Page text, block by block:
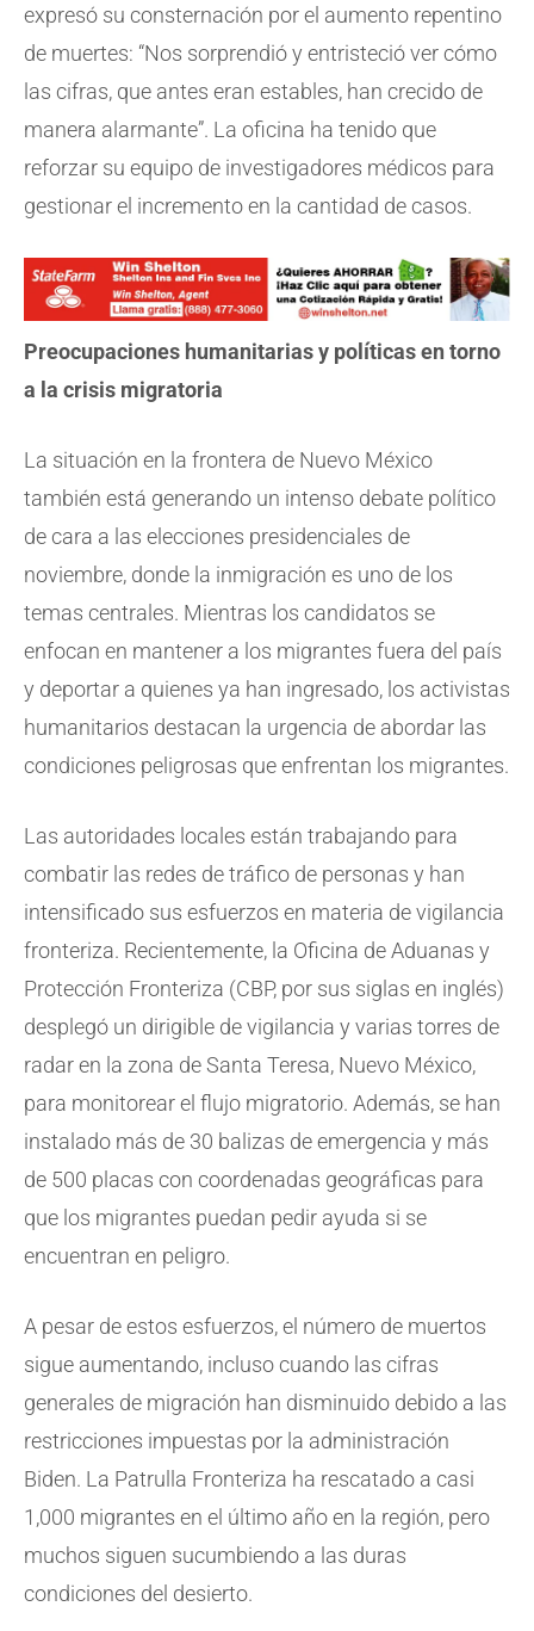
expresó su consternación por el aumento repentino
de muertes: “Nos sorprendió y entristeció ver cómo
las cifras, que antes eran estables, han crecido de
manera alarmante”. La oficina ha tenido que
reforzar su equipo de investigadores médicos para
gestionar el incremento en la cantidad de casos.
Preocupaciones humanitarias y políticas en torno
a la crisis migratoria
La situación en la frontera de Nuevo México
también está generando un intenso debate político
de cara a las elecciones presidenciales de
noviembre, donde la inmigración es uno de los
temas centrales. Mientras los candidatos se
enfocan en mantener a los migrantes fuera del país
y deportar a quienes ya han ingresado, los activistas
humanitarios destacan la urgencia de abordar las
condiciones peligrosas que enfrentan los migrantes.
Las autoridades locales están trabajando para
combatir las redes de tráfico de personas y han
intensificado sus esfuerzos en materia de vigilancia
fronteriza. Recientemente, la Oficina de Aduanas y
Protección Fronteriza (CBP, por sus siglas en inglés)
desplegó un dirigible de vigilancia y varias torres de
radar en la zona de Santa Teresa, Nuevo México,
para monitorear el flujo migratorio. Además, se han
instalado más de 30 balizas de emergencia y más
de 500 placas con coordenadas geográficas para
que los migrantes puedan pedir ayuda si se
encuentran en peligro.
A pesar de estos esfuerzos, el número de muertos
sigue aumentando, incluso cuando las cifras
generales de migración han disminuido debido a las
restricciones impuestas por la administración
Biden. La Patrulla Fronteriza ha rescatado a casi
1,000 migrantes en el último año en la región, pero
muchos siguen sucumbiendo a las duras
condiciones del desierto.